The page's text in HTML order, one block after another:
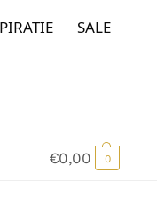
SALE
€0,00 0